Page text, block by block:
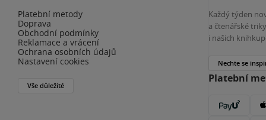
Platební metody
Doprava
Obchodní podmínky
Reklamace a vrácení
Ochrana osobních údajů
Nastavení cookies
Vše důležité
Každý týden
a čtenářské
i našich
Nechte se
Platební